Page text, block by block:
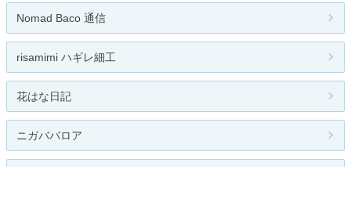
Nomad Baco 通信
risamimi ハギレ細工
花はな日記
ニガババロア